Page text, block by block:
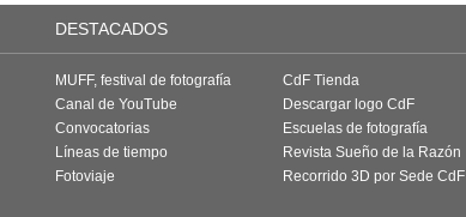
DESTACADOS
MUFF, festival de fotografía
Canal de YouTube
Convocatorias
Líneas de tiempo
Fotoviaje
CdF Tienda
Descargar logo CdF
Escuelas de fotografía
Revista Sueño de la Razón
Recorrido 3D por Sede CdF